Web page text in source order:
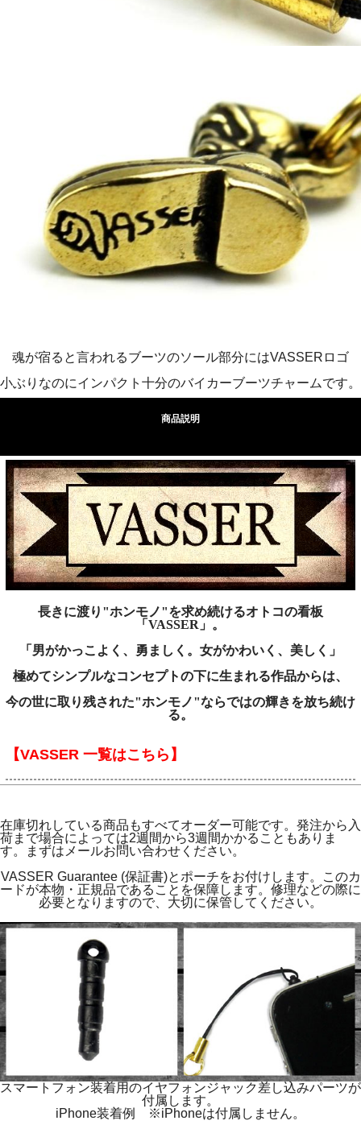
魂が宿ると言われるブーツのソール部分にはVASSERロゴ
小ぶりなのにインパクト十分のバイカーブーツチャームです。
商品説明
長きに渡り"ホンモノ"を求め続けるオトコの看板
「VASSER」。
「男がかっこよく、勇ましく。女がかわいく、美しく」
極めてシンプルなコンセプトの下に生まれる作品からは、
今の世に取り残された"ホンモノ"ならではの輝きを放ち続け
る。
【VASSER 一覧はこちら】
在庫切れしている商品もすべてオーダー可能です。発注から入
荷まで場合によっては2週間から3週間かかることもありま
す。まずはメールお問い合わせください。
VASSER Guarantee (保証書)とポーチをお付けします。このカ
ードが本物・正規品であることを保障します。修理などの際に
必要となりますので、大切に保管してください。
スマートフォン装着用のイヤフォンジャック差し込みパーツが
付属します。
iPhone装着例 ※iPhoneは付属しません。